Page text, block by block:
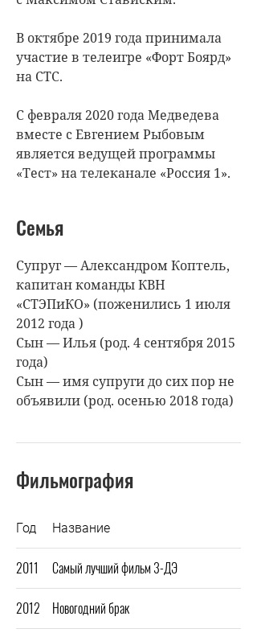
В октябре 2019 года принимала
участие в телеигре «Форт Боярд»
на СТС.
С февраля 2020 года Медведева
вместе с Евгением Рыбовым
является ведущей программы
«Тест» на телеканале «Россия 1».
Семья
Супруг — Александром Коптель,
капитан команды КВН
«СТЭПиКО» (поженились 1 июля
2012 года )
Сын — Илья (род. 4 сентября 2015
года)
Сын — имя супруги до сих пор не
объявили (род. осенью 2018 года)
Фильмография
Год Название
2011 Самый лучший фильм 3-ДЭ
2012 Новогодний брак